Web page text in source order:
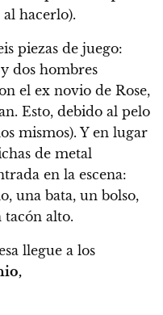
hacerlo).
piezas de juego:
y dos hombres
el ex novio de Rose,
Esto, debido al pelo
mismos). Y en lugar
de metal
en la escena:
una bata, un bolso,
alto.
llegue a los